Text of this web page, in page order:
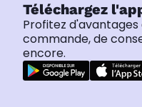
Téléchargez
Profitez d'avantages
commande, de
encore.